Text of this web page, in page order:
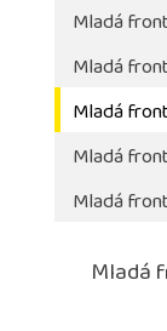
Mladá
Mladá
Mladá
Mladá
Mladá
Mladá